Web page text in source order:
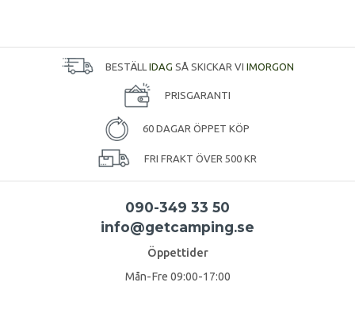
BESTÄLL IDAG SÅ SKICKAR VI IMORGON
PRISGARANTI
60 DAGAR ÖPPET KÖP
FRI FRAKT ÖVER 500 KR
090-349 33 50
info@getcamping.se
Öppettider
Mån-Fre 09:00-17:00